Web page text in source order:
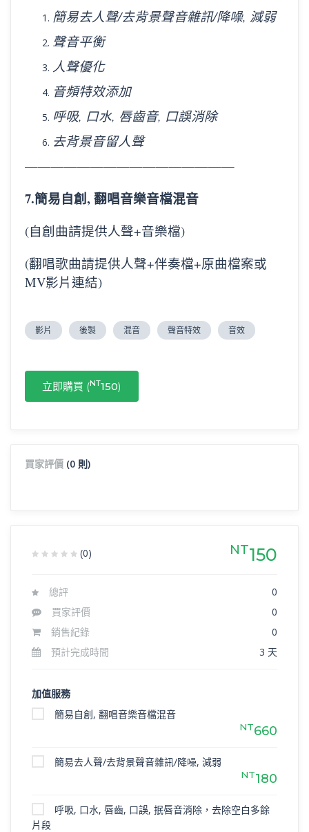
簡易去人聲/去背景聲音雜訊/降噪, 減弱
聲音平衡
人聲優化
音頻特效添加
呼吸, 口水, 唇齒音, 口誤消除
去背景音留人聲
————————————————
7.簡易自創, 翻唱音樂音檔混音
(自創曲請提供人聲+音樂檔)
(翻唱歌曲請提供人聲+伴奏檔+原曲檔案或
MV影片連結)
影片 後製 混音 聲音特效 音效
立即購買 (NT150)
買家評價 (0 則)
(0) NT150
總評
0
買家評價
0
銷售紀錄
0
預計完成時間
3 天
加值服務
簡易自創, 翻唱音樂音檔混音
NT660
簡易去人聲/去背景聲音雜訊/降噪, 減弱
NT180
呼吸, 口水, 唇齒, 口誤, 抿唇音消除，去除空白多餘
片段